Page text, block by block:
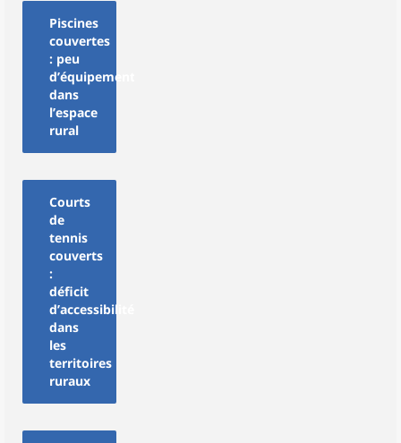
Piscines
couvertes
: peu
d’équipements
dans
l’espace
rural
Courts
de
tennis
couverts
:
déficit
d’accessibilité
dans
les
territoires
ruraux